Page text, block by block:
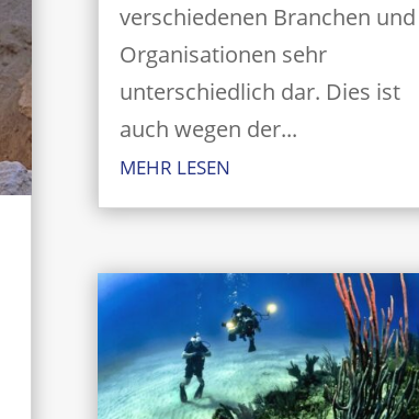
verschiedenen Branchen und
Organisationen sehr
unterschiedlich dar. Dies ist
auch wegen der...
MEHR LESEN